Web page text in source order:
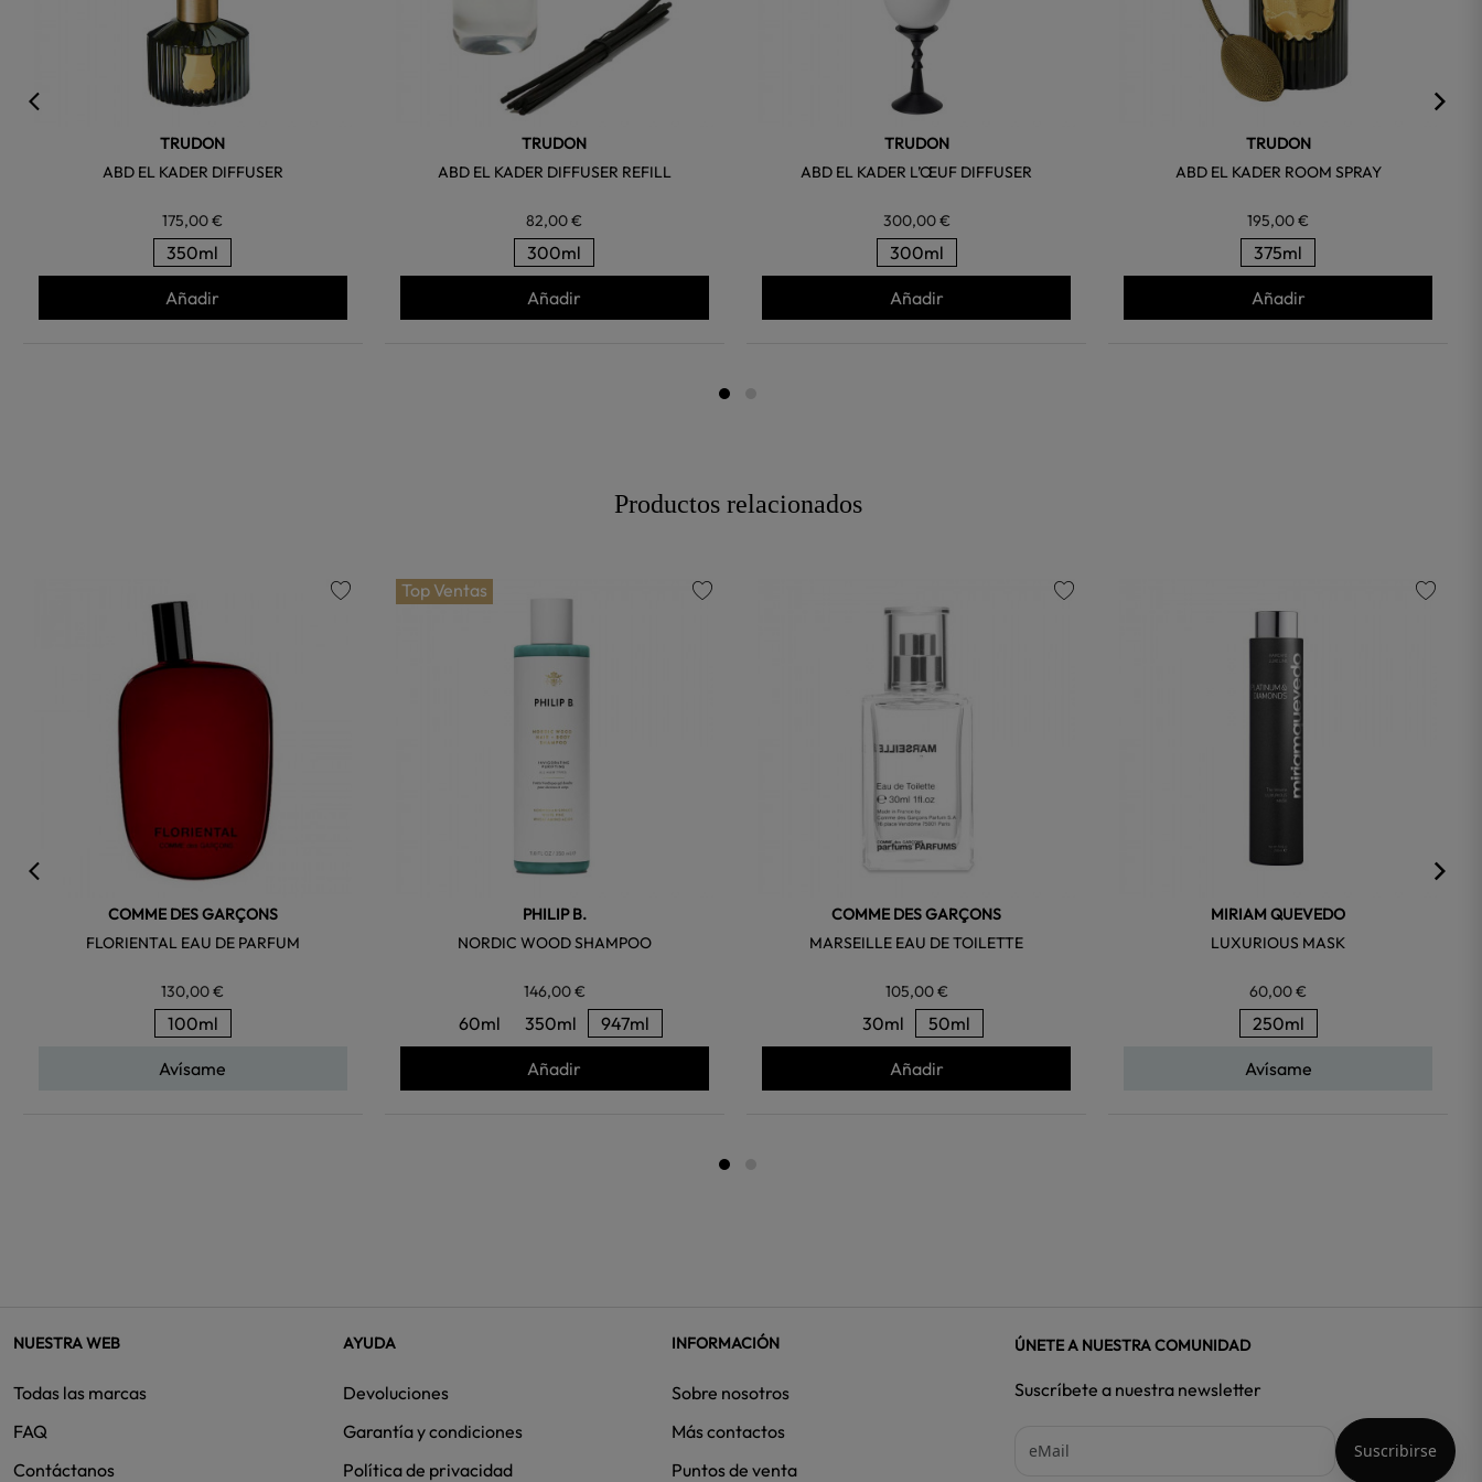
TRUDON
ABD EL KADER DIFFUSER
175,00 €
350ml
Añadir
TRUDON
ABD EL KADER DIFFUSER REFILL
82,00 €
300ml
Añadir
TRUDON
ABD EL KADER L’ŒUF DIFFUSER
300,00 €
300ml
Añadir
TRUDON
ABD EL KADER ROOM SPRAY
195,00 €
375ml
Añadir
Productos relacionados
COMME DES GARÇONS
FLORIENTAL EAU DE PARFUM
130,00 €
100ml
Avísame
Top Ventas
PHILIP B.
NORDIC WOOD SHAMPOO
146,00 €
60ml 350ml 947ml
Añadir
COMME DES GARÇONS
MARSEILLE EAU DE TOILETTE
105,00 €
30ml 50ml
Añadir
MIRIAM QUEVEDO
LUXURIOUS MASK
60,00 €
250ml
Avísame
NUESTRA WEB
Todas las marcas
FAQ
Contáctanos
AYUDA
Devoluciones
Garantía y condiciones
Política de privacidad
INFORMACIÓN
Sobre nosotros
Más contactos
Puntos de venta
ÚNETE A NUESTRA COMUNIDAD
Suscríbete a nuestra newsletter